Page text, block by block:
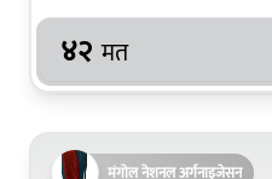
४२ मत
मंगोल नेशनल अर्गनाइजेसन